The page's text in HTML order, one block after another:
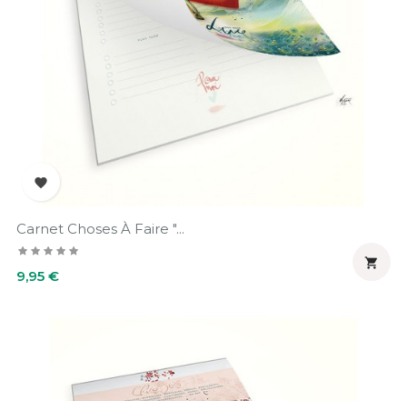

Carnet Choses À Faire "...
Prix
9,95 €
